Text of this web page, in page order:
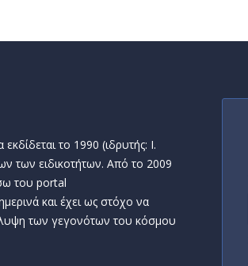
το 1990 (ιδρυτής: Ι.
των ειδικοτήτων. Από το 2009
του portal
και έχει ως στόχο να
των γεγονότων του κόσμου